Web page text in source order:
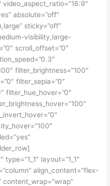
video_aspect_ratio=”16:9″
absolute=”off”
sticky=”off”
visibility,large-
scroll_offset=”0″
filter_brightness=”100″
filter_sepia=”0″
filter_hue_hover=”0″
layout=”1_1″
align_content=”flex-